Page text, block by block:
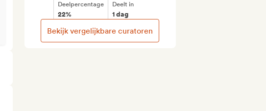
Deelpercentage
22%
Deelt in
1 dag
Bekijk vergelijkbare curatoren